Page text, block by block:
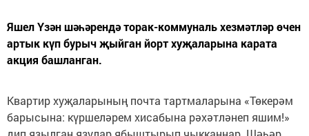
Яшел Үзән шәһәрендә торак-коммуналь хезмәтләр өчен
артык күп бурыч җыйган йорт хуҗаларына карата
акция башланган.
Квартир хуҗаларының почта тартмаларына «Төкерәм
барысына: күршеләрем хисабына рәхәтләнеп яшим!»